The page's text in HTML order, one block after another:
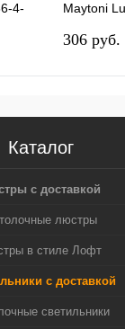
4-
Maytoni
306 pуб.
Каталог
с доставкой
люстры
в стиле Лофт
с доставкой
светильники